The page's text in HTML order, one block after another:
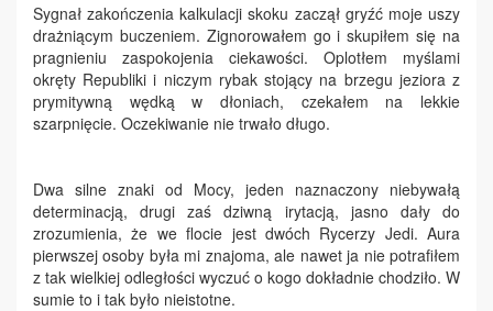
Sygnał zakończenia kalkulacji skoku zaczął gryźć moje uszy
drażniącym buczeniem. Zignorowałem go i skupiłem się na
pragnieniu zaspokojenia ciekawości. Oplotłem myślami
okręty Republiki i niczym rybak stojący na brzegu jeziora z
prymitywną wędką w dłoniach, czekałem na lekkie
szarpnięcie. Oczekiwanie nie trwało długo.
Dwa silne znaki od Mocy, jeden naznaczony niebywałą
determinacją, drugi zaś dziwną irytacją, jasno dały do
zrozumienia, że we flocie jest dwóch Rycerzy Jedi. Aura
pierwszej osoby była mi znajoma, ale nawet ja nie potrafiłem
z tak wielkiej odległości wyczuć o kogo dokładnie chodziło. W
sumie to i tak było nieistotne.